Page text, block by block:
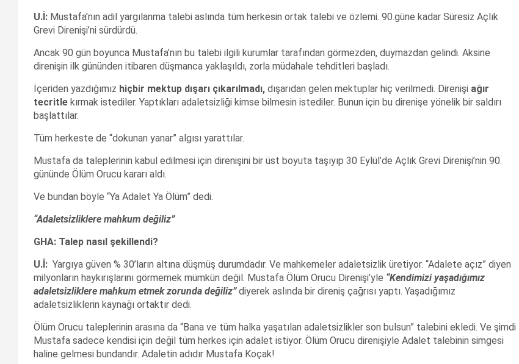
U. İ: Mustafa’nın adil yargılanma talebi aslında tüm herkesin ortak talebi ve özlemi. 90.güne kadar Süresiz Açlık
Grevi Direnişi’ni sürdürdü.
Ancak 90 gün boyunca Mustafa’nın bu talebi ilgili kurumlar tarafından görmezden, duymazdan gelindi. Aksine
direnişin ilk gününden itibaren düşmanca yaklaşıldı, zorla müdahale tehditleri başladı.
İçeriden yazdığımız hiçbir mektup dışarı çıkarılmadı, dışarıdan gelen mektuplar hiç verilmedi. Direnişi ağır
tecritle kırmak istediler. Yaptıkları adaletsizliği kimse bilmesin istediler. Bunun için bu direnişe yönelik bir saldırı
başlattılar.
Tüm herkeste de “dokunan yanar” algısı yarattılar.
Mustafa da taleplerinin kabul edilmesi için direnişini bir üst boyuta taşıyıp 30 Eylül’de Açlık Grevi Direnişi’nin 90.
gününde Ölüm Orucu kararı aldı.
Ve bundan böyle “Ya Adalet Ya Ölüm” dedi.
“Adaletsizliklere mahkum değiliz”
GHA: Talep nasıl şekillendi?
U. İ: Yargıya güven % 30’ların altına düşmüş durumdadır. Ve mahkemeler adaletsizlik üretiyor. “Adalete açız” diyen
milyonların haykırışlarını görmemek mümkün değil. Mustafa Ölüm Orucu Direnişi’yle “Kendimizi yaşadığımız
adaletsizliklere mahkum etmek zorunda değiliz”diyerek aslında bir direniş çağrısı yaptı. Yaşadığımız
adaletsizliklerin kaynağı ortaktır dedi.
Ölüm Orucu taleplerinin arasına da “Bana ve tüm halka yaşatılan adaletsizlikler son bulsun” talebini ekledi. Ve şimdi
Mustafa sadece kendisi için değil tüm herkes için adalet istiyor. Ölüm Orucu direnişiyle Adalet talebinin simgesi
haline gelmesi bundandır. Adaletin adıdır Mustafa Koçak!